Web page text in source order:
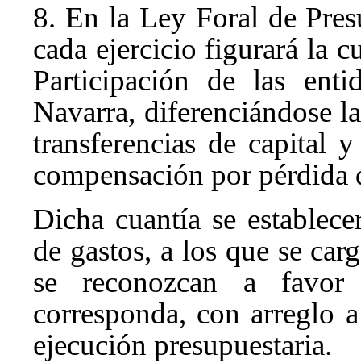
8. En la Ley Foral de
cada ejercicio figurará la
Participación de las
Navarra, diferenciándose
transferencias de capital
compensación por
Dicha cuantía se
de gastos, a los que se
se reconozcan a
corresponda, con arreglo
ejecución presupuestaria.